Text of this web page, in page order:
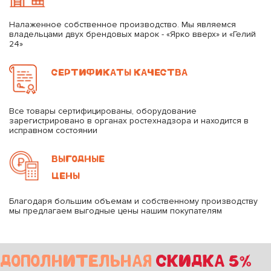
Налаженное собственное производство. Мы являемся
владельцами двух брендовых марок - «Ярко вверх» и «Гелий
24»
СЕРТИФИКАТЫ КАЧЕСТВА
Все товары сертифицированы, оборудование
зарегистрировано в органах ростехнадзора и находится в
исправном состоянии
ВЫГОДНЫЕ
ЦЕНЫ
Благодаря большим объемам и собственному производству
мы предлагаем выгодные цены нашим покупателям
ДОПОЛНИТЕЛЬНАЯ СКИДКА 5%